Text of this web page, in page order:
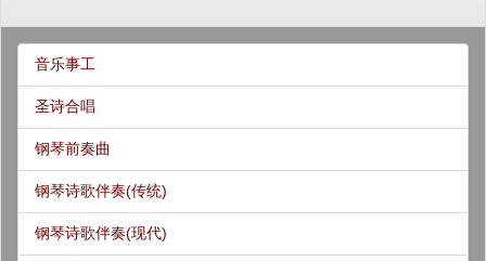
音乐事工
圣诗合唱
钢琴前奏曲
钢琴诗歌伴奏(传统)
钢琴诗歌伴奏(现代)